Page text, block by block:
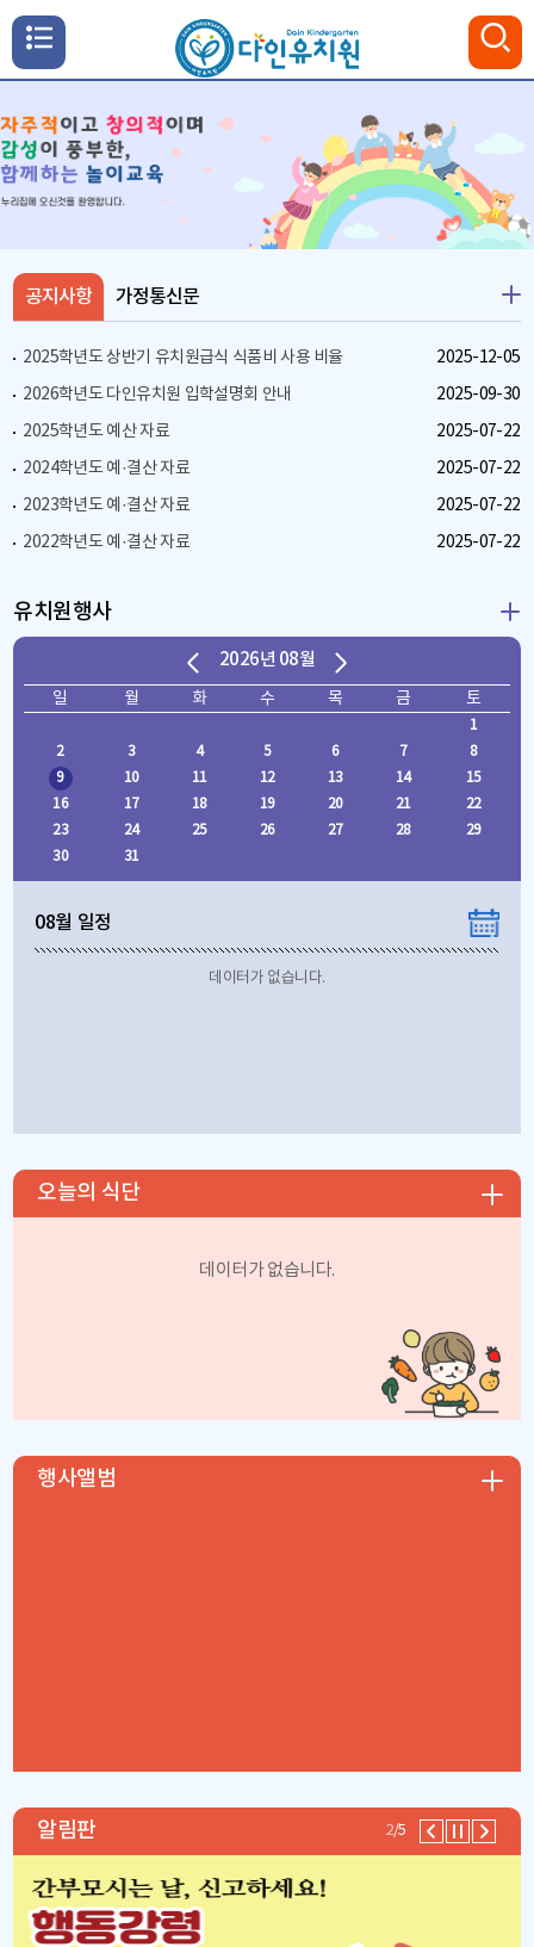
열
기
검색
색
닫
기
공지사항
2025학년도 상반기 유치원급식 식품비 사용 비율
2025-12-05
2026학년도 다인유치원 입학설명회 안내
2025-09-30
2025학년도 예산 자료
2025-07-22
2024학년도 예·결산 자료
2025-07-22
2023학년도 예·결산 자료
2025-07-22
2022학년도 예·결산 자료
2025-07-22
가정통신문
유치원행사
2026년 08월
일 월 화 수 목 금 토
1
2
3 4 5 6 7
8
9
10 11 12 13 14
15
16
17 18 19 20 21
22
23
24 25 26 27 28
29
30
31
08월 일정
데이터가 없습니다.
오늘의 식단
데이터가 없습니다.
행사앨범
알림판 2/5